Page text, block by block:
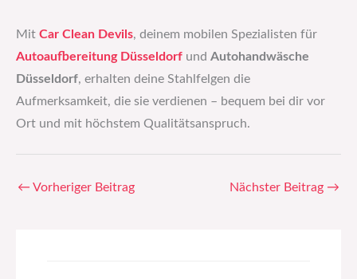
Mit Car Clean Devils, deinem mobilen Spezialisten für
Autoaufbereitung Düsseldorf und Autohandwäsche
Düsseldorf, erhalten deine Stahlfelgen die
Aufmerksamkeit, die sie verdienen – bequem bei dir vor
Ort und mit höchstem Qualitätsanspruch.
← Vorheriger Beitrag Nächster Beitrag →